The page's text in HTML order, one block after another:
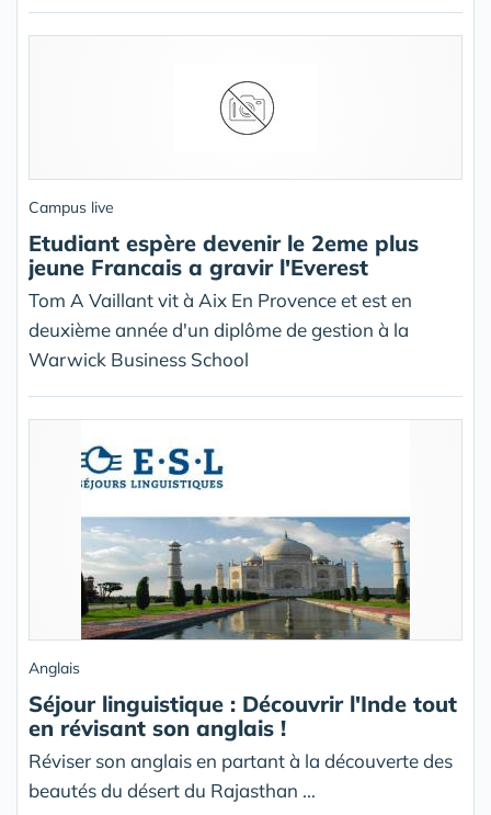
Campus live
Etudiant espère devenir le 2eme plus
jeune Francais a gravir l'Everest
Tom A Vaillant vit à Aix En Provence et est en
deuxième année d'un diplôme de gestion à la
Warwick Business School
Anglais
Séjour linguistique : Découvrir l'Inde tout
en révisant son anglais !
Réviser son anglais en partant à la découverte des
beautés du désert du Rajasthan ...